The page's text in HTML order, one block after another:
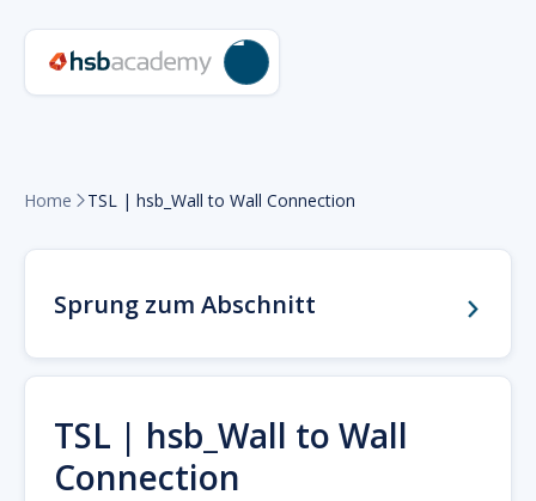
Home  TSL | hsb_Wall to Wall Connection
Sprung zum Abschnitt
TSL | hsb_Wall to Wall
Connection